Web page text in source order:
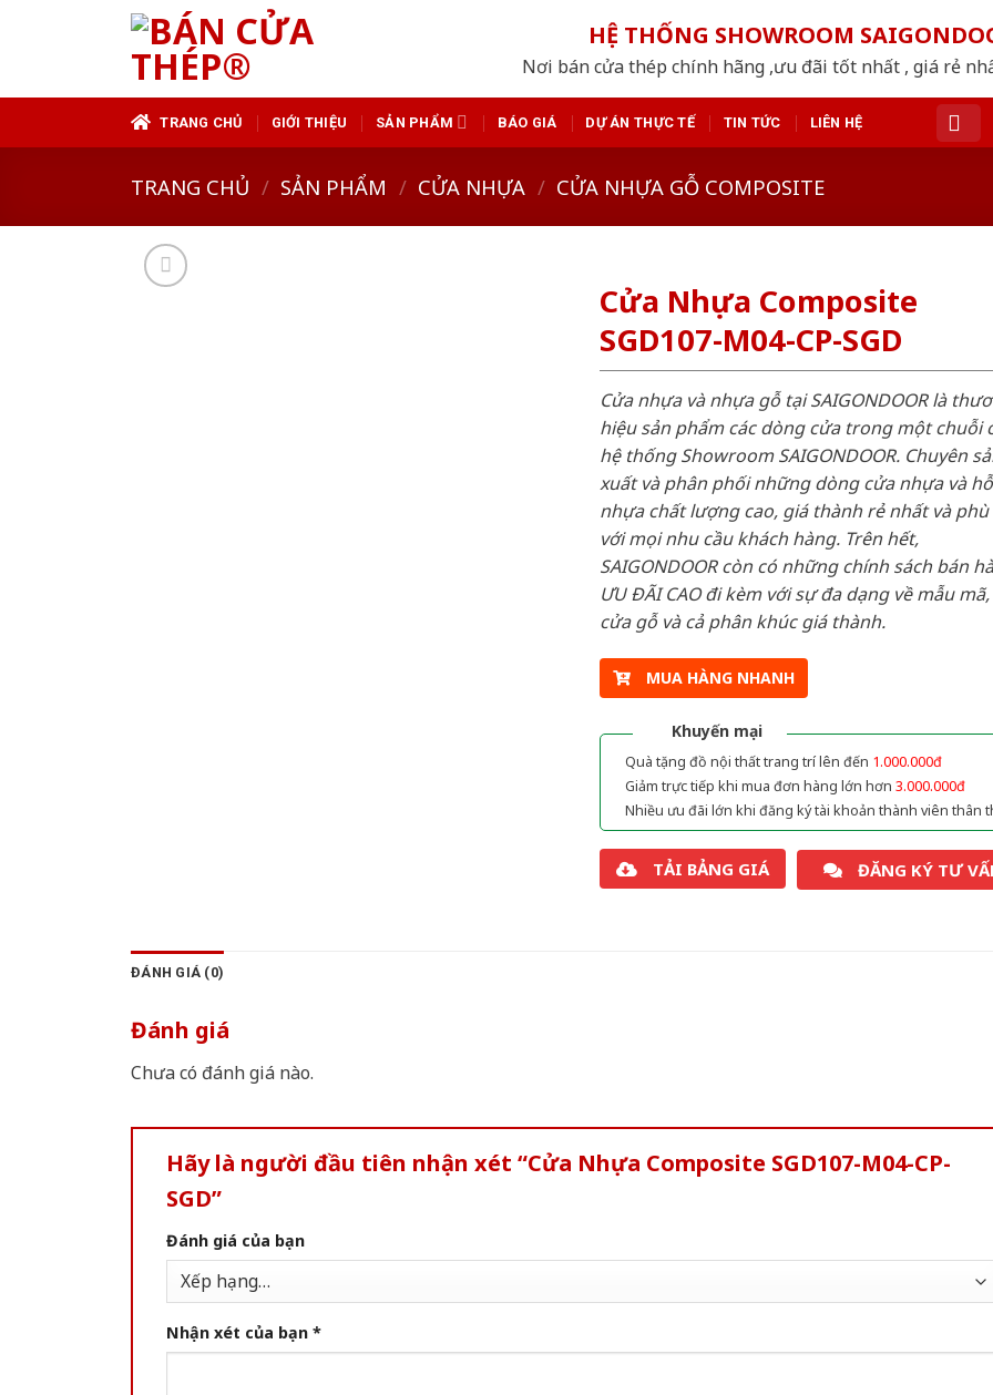
HỆ THỐNG SHOWROOM
Nơi bán cửa thép chính hãng ,ưu đãi tốt nhất , giá rẻ
TRANG CHỦ GIỚI THIỆU SẢN PHẨM BÁO GIÁ DỰ ÁN THỰC TẾ TIN TỨC LIÊN HỆ
TRANG CHỦ / SẢN PHẨM / CỬA NHỰA / CỬA NHỰA GỖ COMPOSITE
Cửa Nhựa Composite
SGD107-M04-CP-SGD
Cửa nhựa và nhựa gỗ tại SAIGONDOOR là
hiệu sản phẩm các dòng cửa trong một chuỗi
hệ thống Showroom SAIGONDOOR. Chuyên
xuất và phân phối những dòng cửa nhựa và
nhựa chất lượng cao, giá thành rẻ nhất và
với mọi nhu cầu khách hàng. Trên hết,
SAIGONDOOR còn có những chính sách bán
ƯU ĐÃI CAO đi kèm với sự đa dạng về mẫu
cửa gỗ và cả phân khúc giá thành.
MUA HÀNG NHANH
Khuyến mại
Quà tặng đồ nội thất trang trí lên đến 1.000.000đ
Giảm trực tiếp khi mua đơn hàng lớn hơn 3.000.000đ
Nhiều ưu đãi lớn khi đăng ký tài khoản thành viên thân
TẢI BẢNG GIÁ ĐĂNG KÝ TƯ
ĐÁNH GIÁ (0)
Đánh giá
Chưa có đánh giá nào.
Hãy là người đầu tiên nhận xét “Cửa Nhựa Composite SGD107-M04-CP-
SGD”
Đánh giá của bạn
Nhận xét của bạn *